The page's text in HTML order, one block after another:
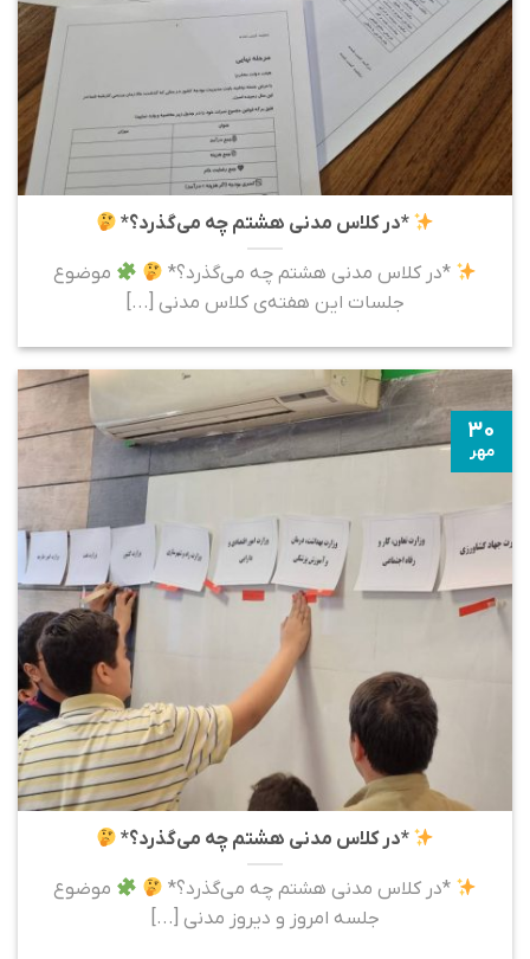
*در کلاس مدنی هشتم چه می‌گذرد؟*
*در کلاس مدنی هشتم چه می‌گذرد؟*
موضوع
جلسات این هفته‌ی کلاس مدنی [...]
*در کلاس مدنی هشتم چه می‌گذرد؟*
*در کلاس مدنی هشتم چه می‌گذرد؟*
موضوع
جلسه امروز و دیروز مدنی [...]
۳۰
مهر